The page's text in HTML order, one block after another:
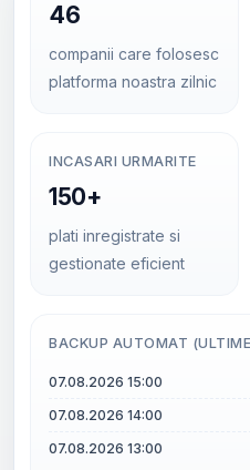
46
companii care folosesc
platforma noastra zilnic
INCASARI URMARITE
150+
plati inregistrate si
gestionate eficient
BACKUP AUTOMAT
07.08.2026 15:00
07.08.2026 14:00
07.08.2026 13:00